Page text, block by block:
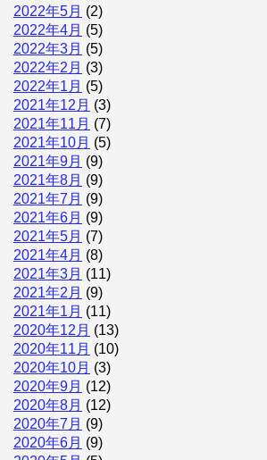
2022年5月 (2)
2022年4月 (5)
2022年3月 (5)
2022年2月 (3)
2022年1月 (5)
2021年12月 (3)
2021年11月 (7)
2021年10月 (5)
2021年9月 (9)
2021年8月 (9)
2021年7月 (9)
2021年6月 (9)
2021年5月 (7)
2021年4月 (8)
2021年3月 (11)
2021年2月 (9)
2021年1月 (11)
2020年12月 (13)
2020年11月 (10)
2020年10月 (3)
2020年9月 (12)
2020年8月 (12)
2020年7月 (9)
2020年6月 (9)